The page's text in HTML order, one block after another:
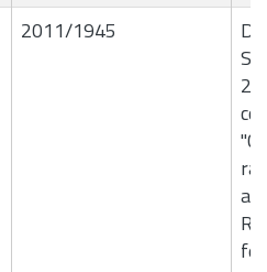
2011/1945